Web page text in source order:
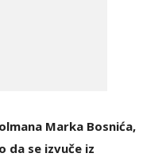
Marka Bosnića,
da se izvuče iz